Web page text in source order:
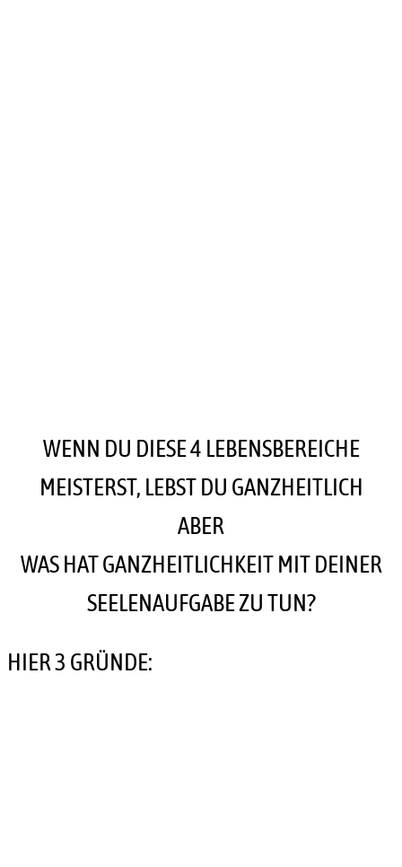
WENN DU DIESE 4 LEBENSBEREICHE
MEISTERST, LEBST DU GANZHEITLICH
ABER
WAS HAT GANZHEITLICHKEIT MIT DEINER
SEELENAUFGABE ZU TUN?
HIER 3 GRÜNDE: